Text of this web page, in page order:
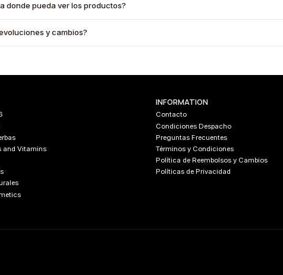
donde pueda ver los productos?
y cambios?
and Vitamins
INFORMATION
Contacto
Condiciones Despacho
Preguntas Frecuentes
Términos y Condiciones
Política de Reembolsos y Cambios
Políticas de Privacidad